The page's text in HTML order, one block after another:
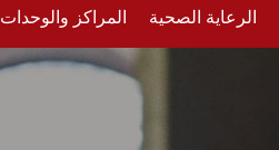
الرعاية الصحية المراكز والوحدات